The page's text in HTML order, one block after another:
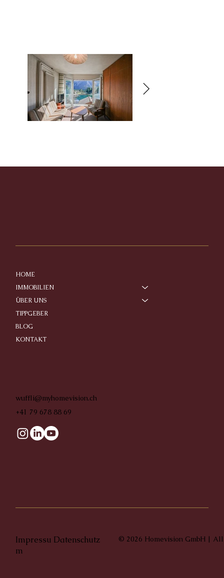
HOME
IMMOBILIEN
ÜBER UNS
TIPPGEBER
BLOG
KONTAKT
wuffli@myhomevision.ch
+41 79 678 88 69
Impressu
m
Datenschutz © 2026 Homevision GmbH |